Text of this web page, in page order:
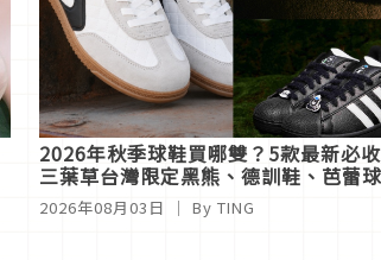
2026年秋季球鞋買哪雙？5款最新必
三葉草台灣限定黑熊、德訓鞋、芭蕾
2026年08月03日 ｜ By TING